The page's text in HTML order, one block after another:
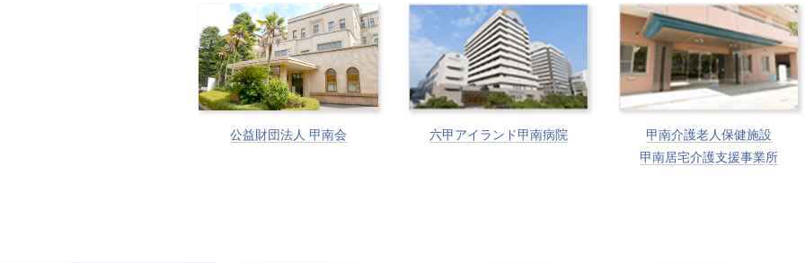
公益財団法人 甲南会 六甲アイランド甲南病院
甲南介護老人保健施設
甲南居宅介護支援事業所